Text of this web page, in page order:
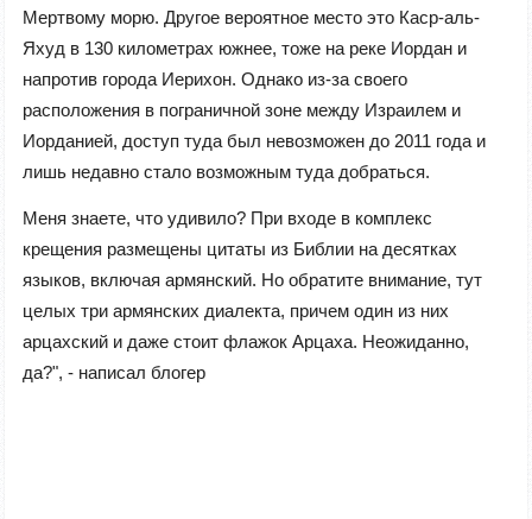
Мертвому морю. Другое вероятное место это Каср-аль-
Яхуд в 130 километрах южнее, тоже на реке Иордан и
напротив города Иерихон. Однако из-за своего
расположения в пограничной зоне между Израилем и
Иорданией, доступ туда был невозможен до 2011 года и
лишь недавно стало возможным туда добраться.
Меня знаете, что удивило? При входе в комплекс
крещения размещены цитаты из Библии на десятках
языков, включая армянский. Но обратите внимание, тут
целых три армянских диалекта, причем один из них
арцахский и даже стоит флажок Арцаха. Неожиданно,
да?", - написал блогер